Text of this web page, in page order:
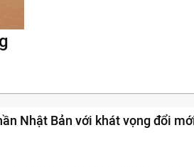
Nhật Bản với khát vọng đổi